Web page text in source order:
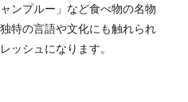
ンプルー」など食べ物の名物
特の言語や文化にも触れられ
ッシュになります。